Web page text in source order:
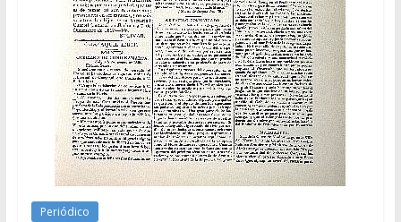
Periódico